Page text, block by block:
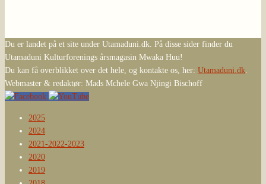
Du er landet på et site under Utamaduni.dk. På disse sider finder du
Utamaduni Kulturforenings årsmagasin Mwaka Huu!
Du kan få overblikket over det hele, og kontakte os, her: Utamaduni.dk
Webmaster & redaktør: Mads Mchele Gwa Njingi Bischoff
2025
2024
2021-2022-2023
2020
2019